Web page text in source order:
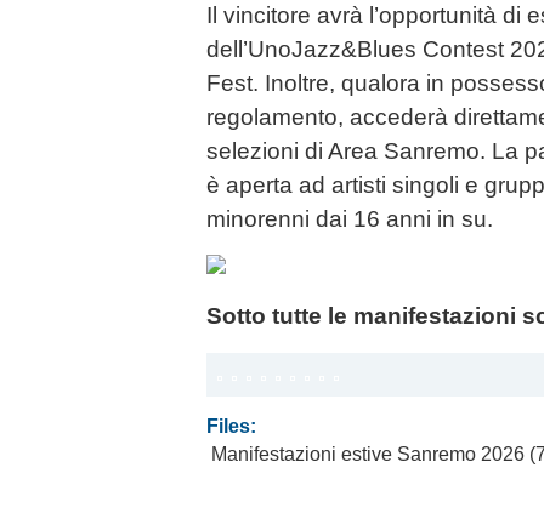
Il vincitore avrà l’opportunità di
dell’UnoJazz&Blues Contest
Fest. Inoltre, qualora in
regolamento, accederà
selezioni di Area Sanremo. La
è aperta ad artisti singoli e
minorenni dai 16 anni in su.
Sotto tutte le manifestazioni
Files:
Manifestazioni estive Sanremo 2026